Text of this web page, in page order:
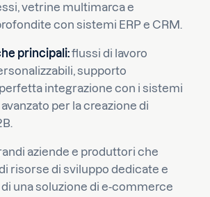
vetrine multimarca e
con sistemi ERP e CRM.
principali:flussi di lavoro
supporto
integrazione con i sistemi
avanzato per la creazione di
aziende e produttori che
risorse di sviluppo dedicate e
una soluzione di e-commerce